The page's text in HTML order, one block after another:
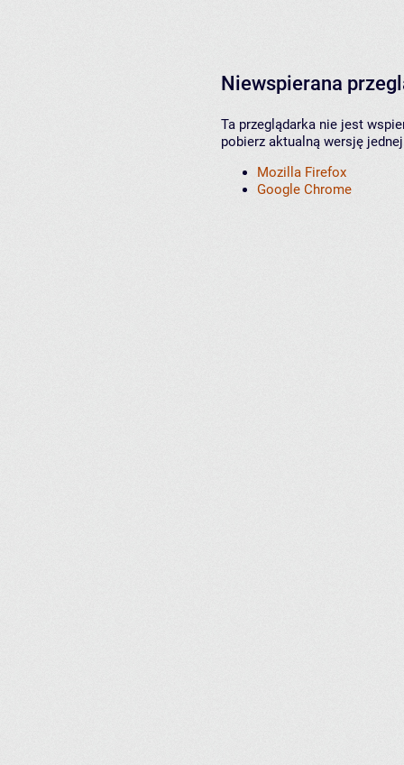
Niewspierana
Ta przeglądarka nie jest
pobierz aktualną wersję
Mozilla Firefox
Google Chrome